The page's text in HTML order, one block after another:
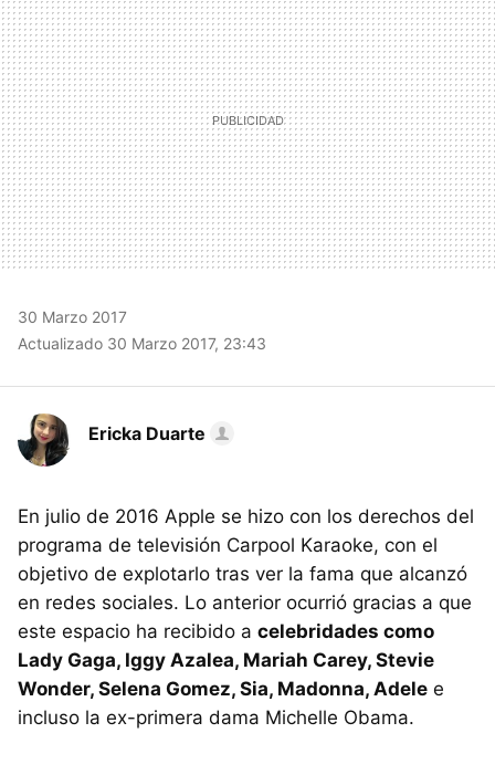
30 Marzo 2017
Actualizado 30 Marzo 2017, 23:43
Ericka Duarte
En julio de 2016 Apple se hizo con los derechos del
programa de televisión Carpool Karaoke, con el
objetivo de explotarlo tras ver la fama que alcanzó
en redes sociales. Lo anterior ocurrió gracias a que
este espacio ha recibido a celebridades como
Lady Gaga, Iggy Azalea, Mariah Carey, Stevie
Wonder, Selena Gomez, Sia, Madonna, Adele e
incluso la ex-primera dama Michelle Obama.